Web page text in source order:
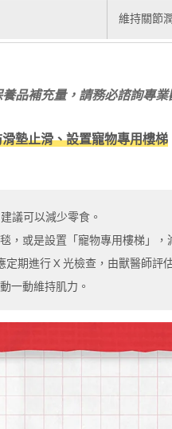
維持關節
品補充量，請務必諮詢專
墊止滑、設置寵物專用樓梯
議可以減少零食。
，或是設置「寵物專用樓梯」，
期進行 X 光檢查，由獸醫師評
一動維持肌力。